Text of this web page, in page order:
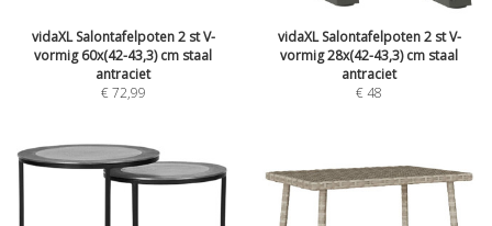
vidaXL Salontafelpoten 2 st V-
vormig 60x(42-43,3) cm staal
antraciet
€72,99
vidaXL Salontafelpoten 2 st V-
vormig 28x(42-43,3) cm staal
antraciet
€48